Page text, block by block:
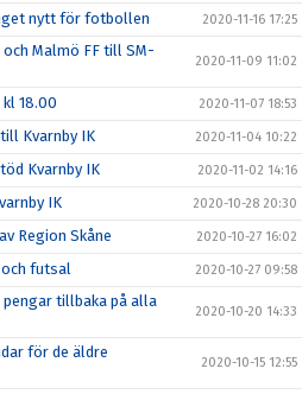
nytt för fotbollen 2020-11-16 17:25
Malmö FF till SM-
2020-11-09 11:02
18.00 2020-11-07 18:53
Kvarnby IK 2020-11-04 10:22
Kvarnby IK 2020-11-02 14:16
IK 2020-10-28 20:30
Region Skåne 2020-10-27 16:02
futsal 2020-10-27 09:58
tillbaka på alla
2020-10-20 14:33
för de äldre
2020-10-15 12:55